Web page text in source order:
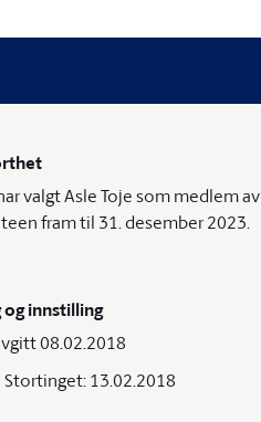
valgt Asle Toje som medlem av
fram til 31. desember 2023.
og innstilling
08.02.2018
13.02.2018